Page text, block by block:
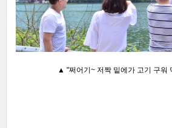
▲ "쩌어기~ 저짝 밑에가 고기 구워